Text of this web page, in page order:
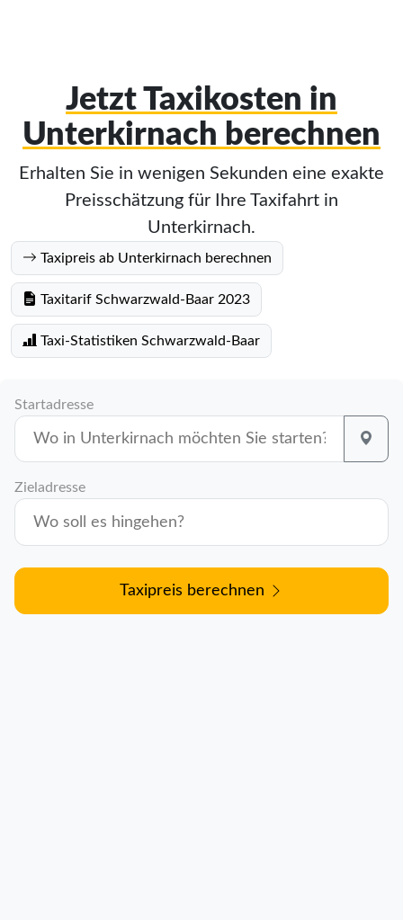
Jetzt Taxikosten in
Unterkirnach berechnen
Erhalten Sie in wenigen Sekunden eine exakte
Preisschätzung für Ihre Taxifahrt in
Unterkirnach.
Taxipreis ab Unterkirnach berechnen
Taxitarif Schwarzwald-Baar 2023
Taxi-Statistiken Schwarzwald-Baar
Startadresse
Zieladresse
Taxipreis berechnen